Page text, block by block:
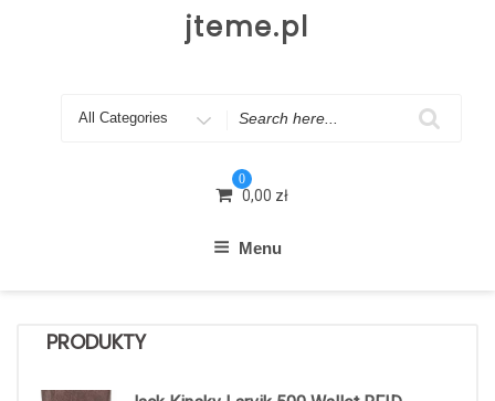
jteme.pl
Search
0
0,00 zł
Menu
PRODUKTY